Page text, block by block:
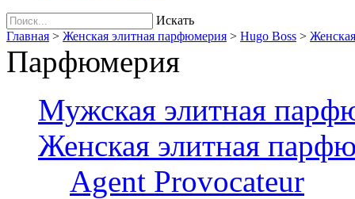
Искать
Главная > Женская элитная парфюмерия > Hugo Boss >
Парфюмерия
Мужская элитная
Женская элитная
Agent Provocateur